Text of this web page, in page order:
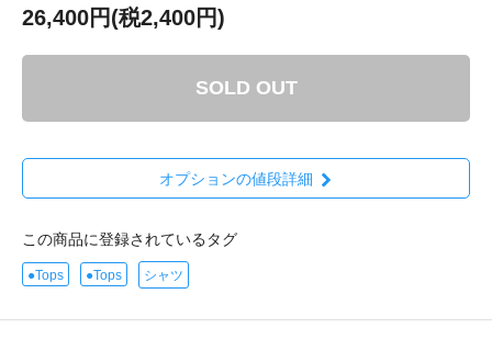
26,400円(税2,400円)
SOLD OUT
オプションの値段詳細
この商品に登録されているタグ
●Tops ●Tops シャツ